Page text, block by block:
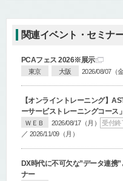
関連イベント・セミナ
PCAフェス 2026※展示
東京 大阪 2026/08/07（金
【オンライントレーニング】
ーサービストレーニングコース」
ＷＥＢ 2026/08/17（月） 受付終
／ 2026/11/09（月）
DX時代に不可欠な”データ連携
ナー